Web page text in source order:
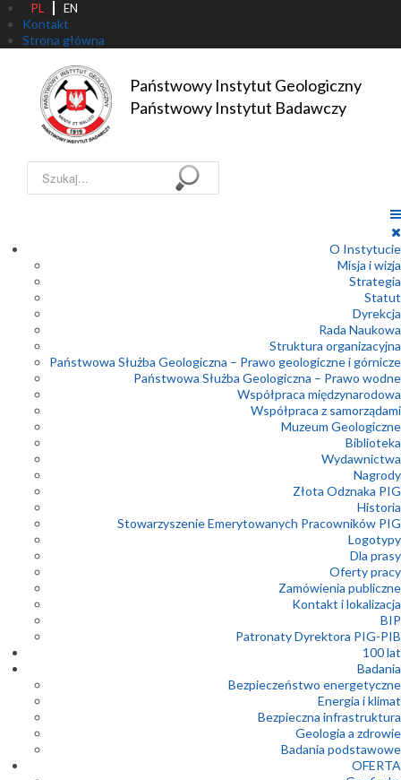
PL EN
Kontakt
Strona główna
Państwowy Instytut Geologiczny
Państwowy Instytut Badawczy
Szukaj...
O Instytucie
Misja i wizja
Strategia
Statut
Dyrekcja
Rada Naukowa
Struktura organizacyjna
Państwowa Służba Geologiczna – Prawo geologiczne i górnicze
Państwowa Służba Geologiczna – Prawo wodne
Współpraca międzynarodowa
Współpraca z samorządami
Muzeum Geologiczne
Biblioteka
Wydawnictwa
Nagrody
Złota Odznaka PIG
Historia
Stowarzyszenie Emerytowanych Pracowników PIG
Logotypy
Dla prasy
Oferty pracy
Zamówienia publiczne
Kontakt i lokalizacja
BIP
Patronaty Dyrektora PIG-PIB
100 lat
Badania
Bezpieczeństwo energetyczne
Energia i klimat
Bezpieczna infrastruktura
Geologia a zdrowie
Badania podstawowe
OFERTA